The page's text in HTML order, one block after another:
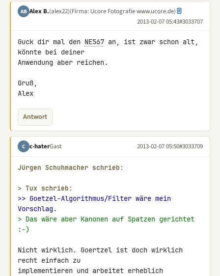
AB Alex B.(alex22)(Firma: Ucore Fotografie www.ucore.de)
2013-02-07 05:43#3033707
Guck dir mal den NE567 an, ist zwar schon alt,
könnte bei deiner
Anwendung aber reichen.
Gruß,
Alex
Antwort
C c-haterGast 2013-02-07 05:50#3033709
Jürgen Schuhmacher schrieb:
> Tux schrieb:
>> Goetzel-Algorithmus/Filter wäre mein
Vorschlag.
> Das wäre aber Kanonen auf Spatzen gerichtet
:-)
Nicht wirklich. Goertzel ist doch wirklich
recht einfach zu
implementieren und arbeitet erheblich